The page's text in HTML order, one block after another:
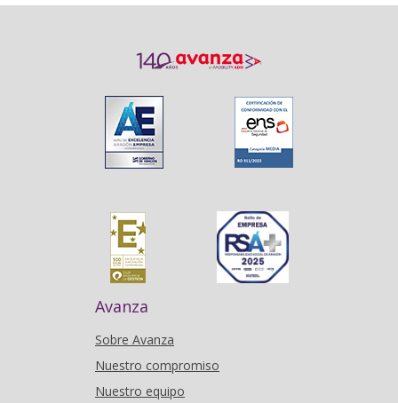
Avanza
Sobre Avanza
Nuestro compromiso
Nuestro equipo